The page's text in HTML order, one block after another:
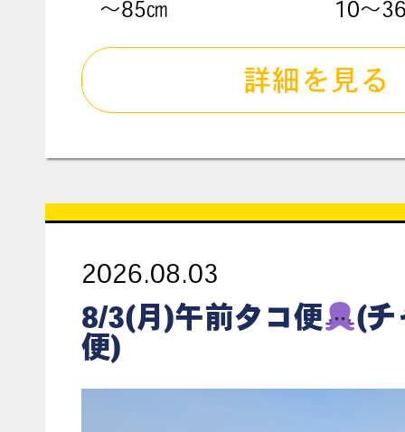
〜85㎝ 10～
詳細を見る
2026.08.03
8/3(月)午前タコ便
(チ
便)